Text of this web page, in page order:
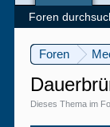
Foren
Dieses Thema im
Foren